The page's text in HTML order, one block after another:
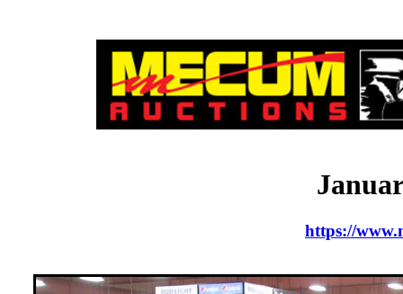
https://